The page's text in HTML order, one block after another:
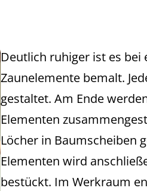
Deutlich ruhiger ist es bei
Zaunelemente bemalt.
gestaltet. Am Ende
Elementen
Löcher in Baumscheiben
Elementen wird
bestückt. Im Werkraum